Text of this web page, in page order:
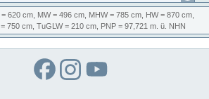
= 620 cm, MW= 496 cm, MHW= 785 cm, HW= 870 cm,
= 750 cm, TuGLW= 210 cm, PNP = 97,721 m. ü. NHN